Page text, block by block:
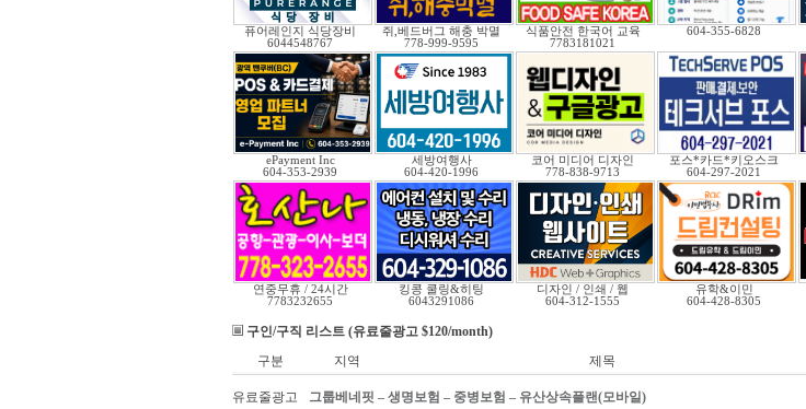
퓨어레인지 식당장비
6044548767
쥐,베드버그 해충 박멸
778-999-9595
식품안전 한국어 교육
7783181021
604-355-6828
ePayment Inc
604-353-2939
세방여행사
604-420-1996
코어 미디어 디자인
778-838-9713
포스*카드*키오스크
604-297-2021
연중무휴 / 24시간
7783232655
킹콩 쿨링&히팅
6043291086
디자인 / 인쇄 / 웹
604-312-1555
유학&이민
604-428-8305
구인/구직 리스트 (유료줄광고 $120/month)
구분
지역 제목
유료줄광고 그룹베네핏 – 생명보험 – 중병보험 – 유산상속플랜(모바일)